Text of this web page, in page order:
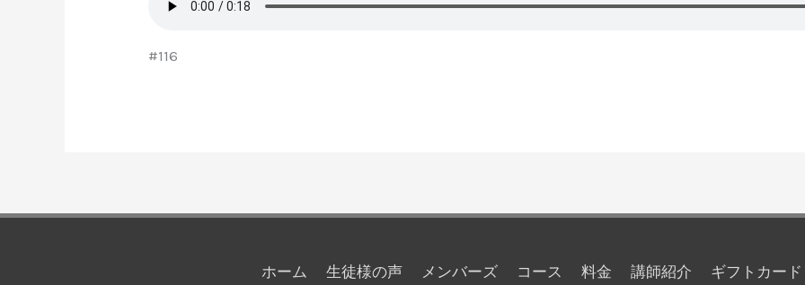
#116
ホーム 生徒様の声 メンバーズ コース 料金 講師紹介 ギフトカード